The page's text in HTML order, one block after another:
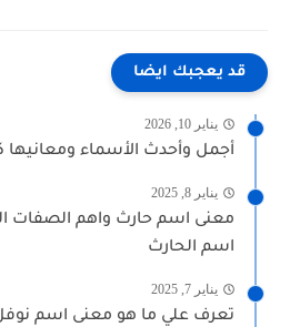
قد يعجبك ايضا
يناير 10, 2026
أجمل وأحدث الأسماء ومعانيها
يناير 8, 2025
معنى اسم حارث واهم الصفات
اسم الحارث
يناير 7, 2025
تعرف علي ما هو معنى اسم